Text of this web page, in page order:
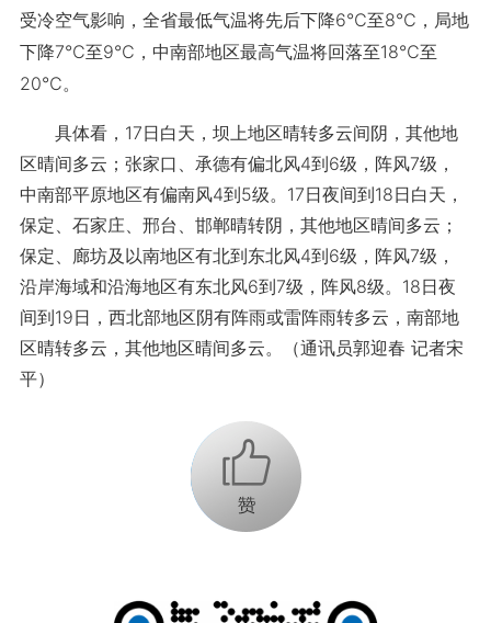
受冷空气影响，全省最低气温将先后下降6℃至8℃，局地
下降7℃至9℃，中南部地区最高气温将回落至18℃至
20℃。
具体看，17日白天，坝上地区晴转多云间阴，其他地
区晴间多云；张家口、承德有偏北风4到6级，阵风7级，
中南部平原地区有偏南风4到5级。17日夜间到18日白天，
保定、石家庄、邢台、邯郸晴转阴，其他地区晴间多云；
保定、廊坊及以南地区有北到东北风4到6级，阵风7级，
沿岸海域和沿海地区有东北风6到7级，阵风8级。18日夜
间到19日，西北部地区阴有阵雨或雷阵雨转多云，南部地
区晴转多云，其他地区晴间多云。（通讯员郭迎春 记者宋
平）
+1